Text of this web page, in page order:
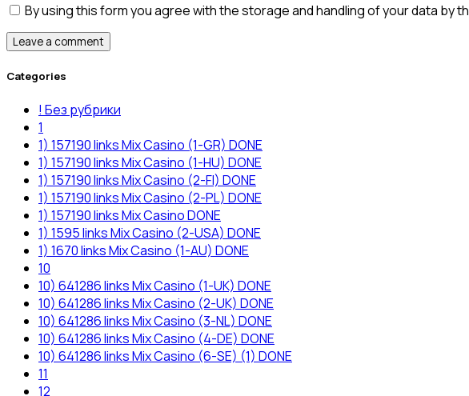
By using this form you agree with the storage and handling of your data by
Categories
! Без рубрики
1
1) 157190 links Mix Casino (1-GR) DONE
1) 157190 links Mix Casino (1-HU) DONE
1) 157190 links Mix Casino (2-FI) DONE
1) 157190 links Mix Casino (2-PL) DONE
1) 157190 links Mix Casino DONE
1) 1595 links Mix Casino (2-USA) DONE
1) 1670 links Mix Casino (1-AU) DONE
10
10) 641286 links Mix Casino (1-UK) DONE
10) 641286 links Mix Casino (2-UK) DONE
10) 641286 links Mix Casino (3-NL) DONE
10) 641286 links Mix Casino (4-DE) DONE
10) 641286 links Mix Casino (6-SE) (1) DONE
11
12